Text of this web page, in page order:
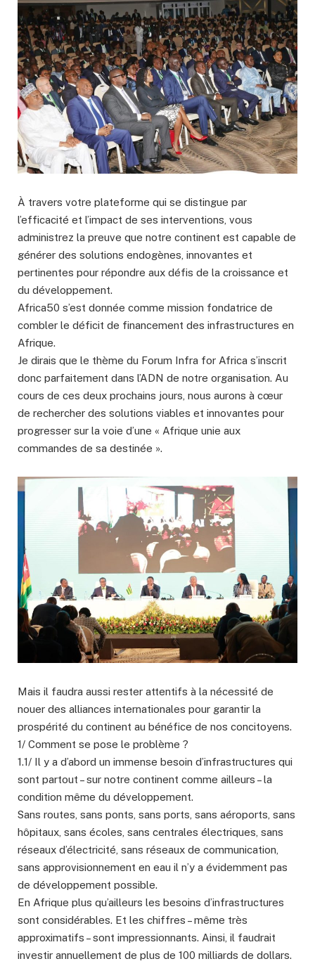
À travers votre plateforme qui se distingue par
l’efficacité et l’impact de ses interventions, vous
administrez la preuve que notre continent est capable de
générer des solutions endogènes, innovantes et
pertinentes pour répondre aux défis de la croissance et
du développement.
Africa50 s’est donnée comme mission fondatrice de
combler le déficit de financement des infrastructures en
Afrique.
Je dirais que le thème du Forum Infra for Africa s’inscrit
donc parfaitement dans l’ADN de notre organisation. Au
cours de ces deux prochains jours, nous aurons à cœur
de rechercher des solutions viables et innovantes pour
progresser sur la voie d’une « Afrique unie aux
commandes de sa destinée ».
Mais il faudra aussi rester attentifs à la nécessité de
nouer des alliances internationales pour garantir la
prospérité du continent au bénéfice de nos concitoyens.
1/ Comment se pose le problème ?
1.1/ Il y a d’abord un immense besoin d’infrastructures qui
sont partout – sur notre continent comme ailleurs – la
condition même du développement.
Sans routes, sans ponts, sans ports, sans aéroports, sans
hôpitaux, sans écoles, sans centrales électriques, sans
réseaux d’électricité, sans réseaux de communication,
sans approvisionnement en eau il n’y a évidemment pas
de développement possible.
En Afrique plus qu’ailleurs les besoins d’infrastructures
sont considérables. Et les chiffres – même très
approximatifs – sont impressionnants. Ainsi, il faudrait
investir annuellement de plus de 100 milliards de dollars.